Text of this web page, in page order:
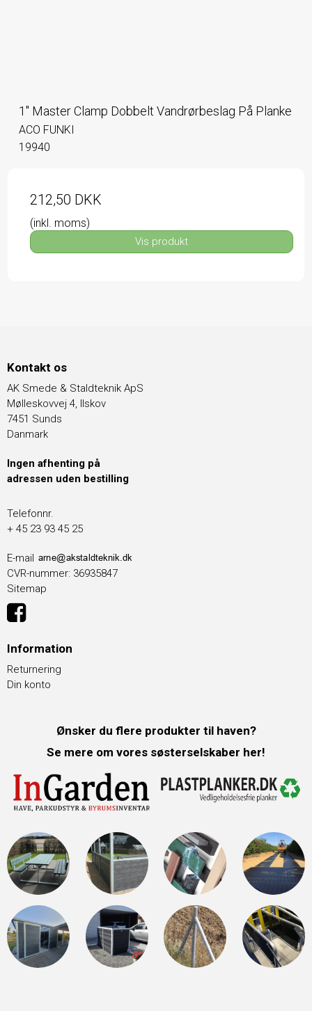
1" Master Clamp Dobbelt Vandrørbeslag På Planke
ACO FUNKI
19940
212,50 DKK
(inkl. moms)
Vis produkt
Kontakt os
AK Smede & Staldteknik ApS
Mølleskovvej 4, Ilskov
7451 Sunds
Danmark
Ingen afhenting på
adressen uden bestilling
Telefonnr.
+ 45 23 93 45 25
E-mail
CVR-nummer: 36935847
Sitemap
Information
Returnering
Din konto
Ønsker du flere produkter til haven?
Se mere om vores søsterselskaber her!